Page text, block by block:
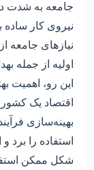
جامعه به شدت
نیروی کار ساده
نیازهای جامعه
اولیه از جمله
این رو، اهمیت
اقتصاد یک
بهینه‌سازی
استفاده را برد
شکل ممکن